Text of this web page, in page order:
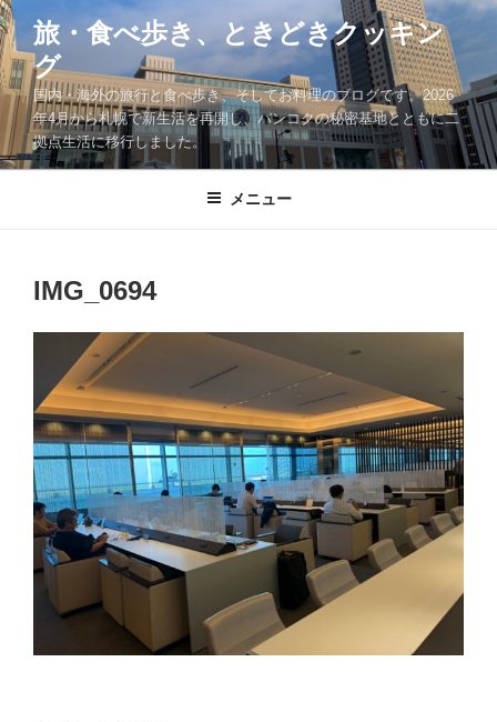
コ
ン
テ
ン
ツ
へ
ス
旅・食べ歩き、ときどきクッキン
グ
国内・海外の旅行と食べ歩き、そしてお料理のブログです。2026
年4月から札幌で新生活を再開し、バンコクの秘密基地とともに二
拠点生活に移行しました。
メニュー
IMG_0694